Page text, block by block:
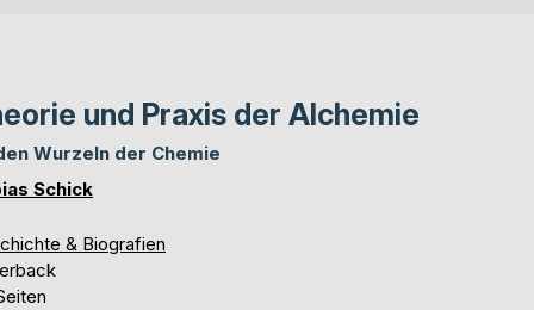
und Praxis der Alchemie
Wurzeln der Chemie
Schick
& Biografien